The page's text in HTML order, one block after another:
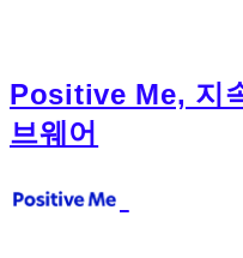
Positive Me, 지
브웨어